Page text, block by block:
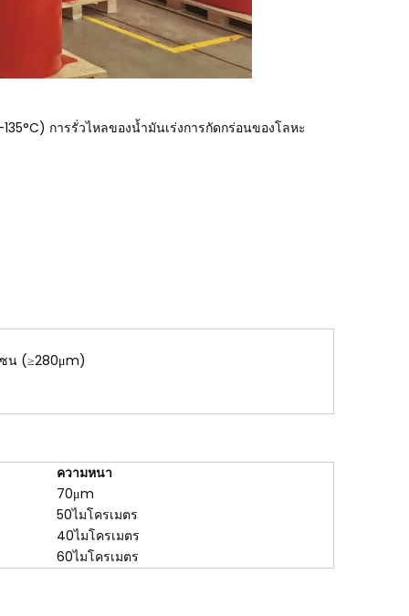
การรั่วไหลของน้ำมันเร่งการกัดกร่อนของโลหะ
ซน (≥280μm)
ความหนา
70μm
50ไมโครเมตร
40ไมโครเมตร
60ไมโครเมตร